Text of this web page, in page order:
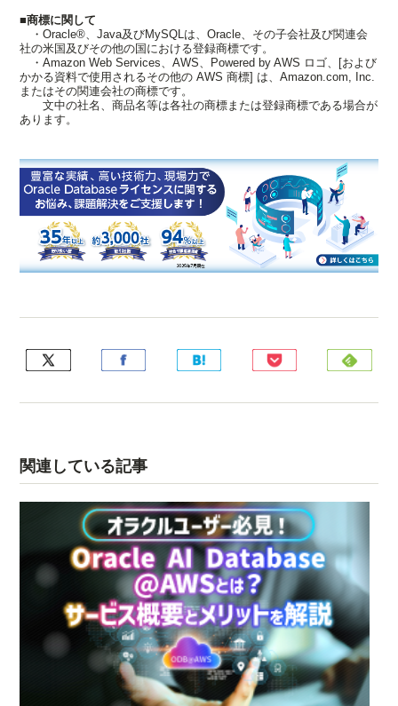
■商標に関して
・Oracle®、Java及びMySQLは、Oracle、その子会社及び関連会
社の米国及びその他の国における登録商標です。
・Amazon Web Services、AWS、Powered by AWS ロゴ、[および
かかる資料で使用されるその他の AWS 商標] は、Amazon.com, Inc.
またはその関連会社の商標です。
文中の社名、商品名等は各社の商標または登録商標である場合が
あります。
関連している記事